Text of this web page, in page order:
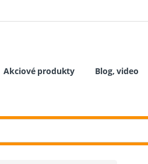
Akciové produkty Blog, video